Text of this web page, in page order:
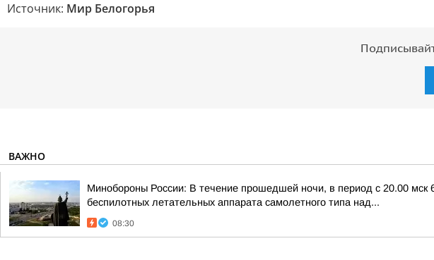
Источник: Мир Белогорья
ВАЖНО
Минобороны России: В течение прошедшей ночи, в период с 20.00 мск
беспилотных летательных аппарата самолетного типа над...
08:30